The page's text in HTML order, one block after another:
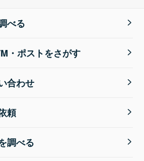
べる
・ポストをさがす
合わせ
頼
調べる